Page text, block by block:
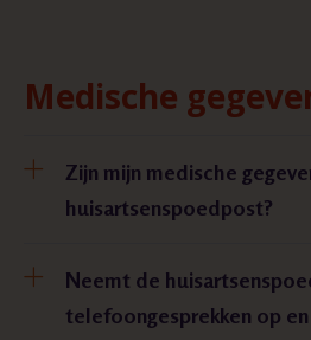
Medische
Zijn mijn medische
huisartsenspoedpost?
Neemt de
telefoongesprekken op